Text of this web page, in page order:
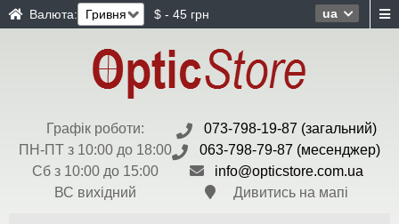
ua
Валюта: $ - 45 грн
Графік роботи:
ПН-ПТ з 10:00 до 18:00
Сб з 10:00 до 15:00
ВС вихідний
073-798-19-87 (загальний)
063-798-79-87 (месенджер)
info@opticstore.com.ua
Дивитись на мапі